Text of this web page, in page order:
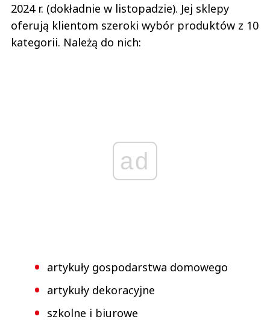
2024 r. (dokładnie w listopadzie). Jej sklepy
oferują klientom szeroki wybór produktów z 10
kategorii. Należą do nich:
ad
artykuły gospodarstwa domowego
artykuły dekoracyjne
szkolne i biurowe